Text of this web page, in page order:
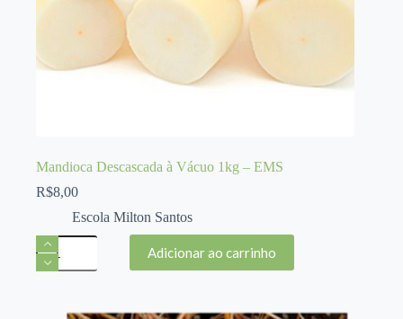
Mandioca Descascada à Vácuo 1kg – EMS
R$8,00
Escola Milton Santos
Mandioca
Descascada
à
Adicionar ao carrinho